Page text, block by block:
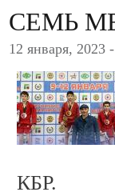
СЕМЬ
12 января, 2023
КБР.